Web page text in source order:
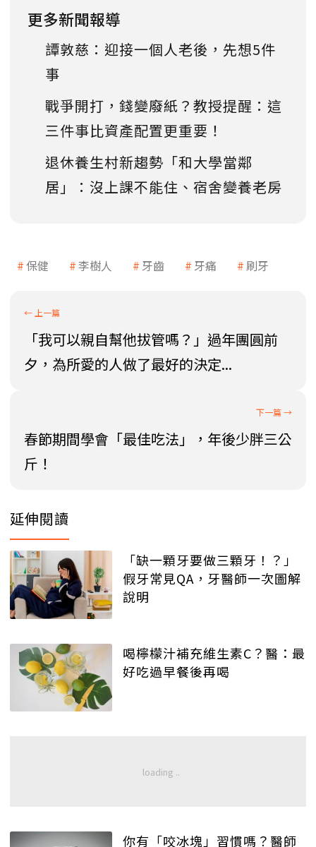
更多新聞報導
譚敦慈：迎接一個人老後，先想5件
事
戰爭開打，錢變廢紙？教授提醒：這
三件事比資產配置更重要！
退休養生村新趨勢「和大學當鄰
居」：沒上課不能住、宿舍變養老房
保健 李樹人 牙齒 牙痛 刷牙
「我可以親自幫他拔管嗎？」過年團圓前
夕，為所愛的人做了最好的決定...
春節期間學會「最佳吃法」，年後少胖三公
斤！
延伸閱讀
「缺一顆牙要做三顆牙！？」
假牙常見QA，牙醫師一次圖解
說明
喝檸檬汁補充維生素C？醫：最
好吃過早餐後再喝
你有「咬冰塊」習慣嗎？醫師